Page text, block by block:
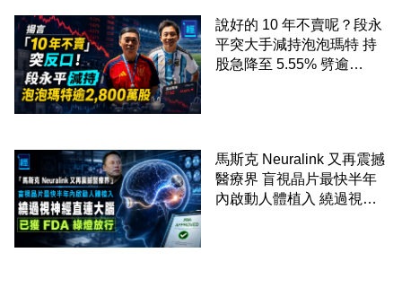
說好的 10 年不賣呢？段永
平突大手減持泡泡瑪特 持
股急降至 5.55% 劈逾
馬斯克 Neuralink 又再震撼
醫療界 盲視晶片最快半年
內啟動人體植入 繞過視神